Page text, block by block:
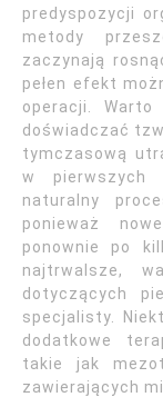
predyspozycji
metody
zaczynają
pełen efekt
operacji.
doświadczać
tymczasową
w pierwszych
naturalny
ponieważ
ponownie po
najtrwalsze,
dotyczących
specjalisty.
dodatkowe
takie jak
zawierających